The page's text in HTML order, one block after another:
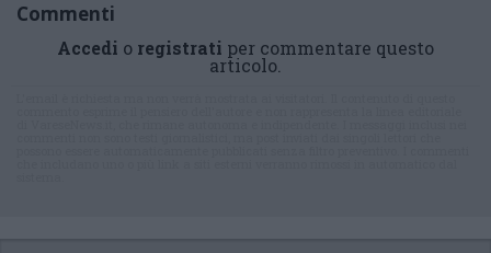
Commenti
Accedi o registrati per commentare questo
articolo.